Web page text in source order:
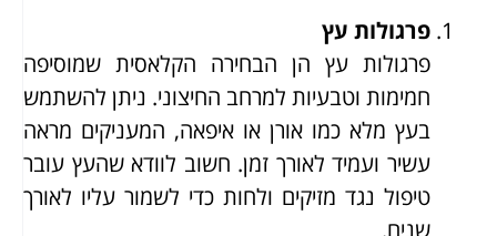
פרגולות עץ
פרגולות עץ הן הבחירה הקלאסית שמוסיפה
חמימות וטבעיות למרחב החיצוני. ניתן להשתמש
בעץ מלא כמו אורן או איפאה, המעניקים מראה
עשיר ועמיד לאורך זמן. חשוב לוודא שהעץ עובר
טיפול נגד מזיקים ולחות כדי לשמור עליו לאורך
שנים.